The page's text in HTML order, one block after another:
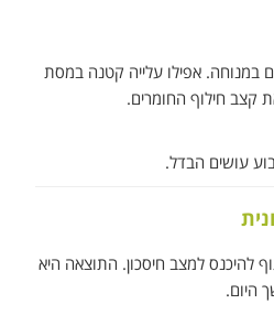
במנוחה. אפילו עלייה קטנה במסת
קצב חילוף החומרים.
עושים הבדל.
להיכנס למצב חיסכון. התוצאה היא
היום.